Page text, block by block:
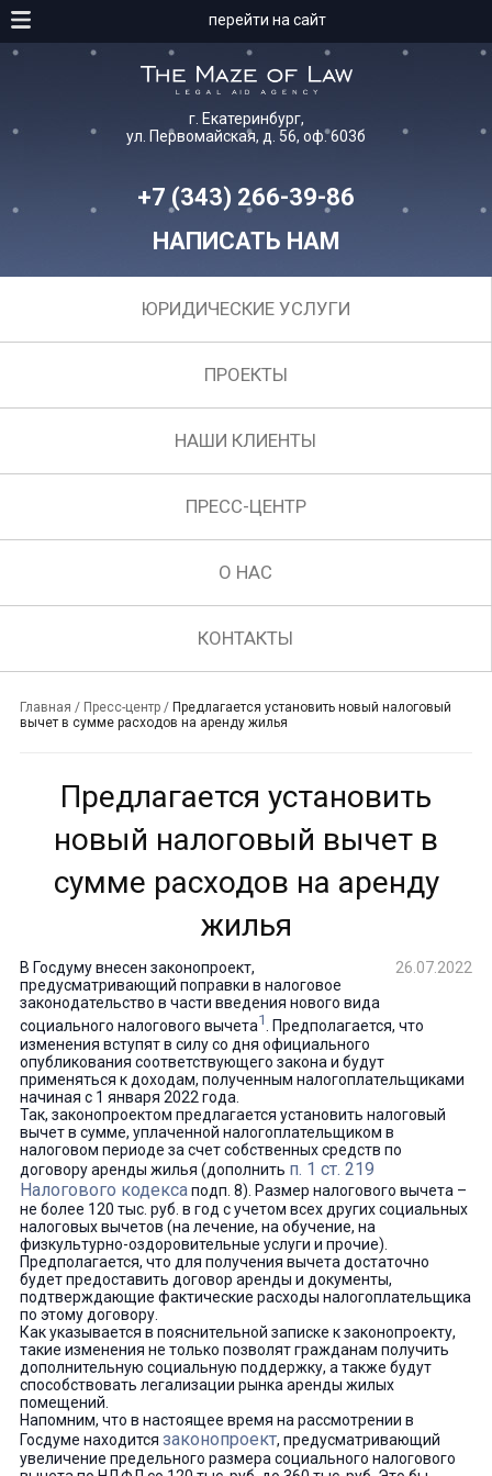
перейти на сайт
г. Екатеринбург,
ул. Первомайская, д. 56, оф. 603б
+7 (343) 266-39-86
НАПИСАТЬ НАМ
ЮРИДИЧЕСКИЕ УСЛУГИ
ПРОЕКТЫ
НАШИ КЛИЕНТЫ
ПРЕСС-ЦЕНТР
О НАС
КОНТАКТЫ
Главная / Пресс-центр/ Предлагается установить новый налоговый
вычет в сумме расходов на аренду жилья
Предлагается установить
новый налоговый вычет в
сумме расходов на аренду
жилья
26.07.2022
В Госдуму внесен законопроект,
предусматривающий поправки в налоговое
законодательство в части введения нового вида
социального налогового вычета1
. Предполагается, что
изменения вступят в силу со дня официального
опубликования соответствующего закона и будут
применяться к доходам, полученным налогоплательщиками
начиная с 1 января 2022 года.
Так, законопроектом предлагается установить налоговый
вычет в сумме, уплаченной налогоплательщиком в
налоговом периоде за счет собственных средств по
договору аренды жилья (дополнить п. 1 ст. 219
Налогового кодексаподп. 8). Размер налогового вычета –
не более 120 тыс. руб. в год с учетом всех других социальных
налоговых вычетов (на лечение, на обучение, на
физкультурно-оздоровительные услуги и прочие).
Предполагается, что для получения вычета достаточно
будет предоставить договор аренды и документы,
подтверждающие фактические расходы налогоплательщика
по этому договору.
Как указывается в пояснительной записке к законопроекту,
такие изменения не только позволят гражданам получить
дополнительную социальную поддержку, а также будут
способствовать легализации рынка аренды жилых
помещений.
Напомним, что в настоящее время на рассмотрении в
Госдуме находится законопроект, предусматривающий
увеличение предельного размера социального налогового